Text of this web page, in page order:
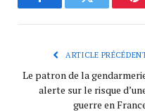
FacebookTwitter
ARTICLE
Le patron de la
alerte sur le risque
guerre en